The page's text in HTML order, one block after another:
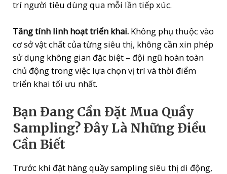
trí người tiêu dùng qua mỗi lần tiếp xúc.
Tăng tính linh hoạt triển khai. Không phụ thuộc vào
cơ sở vật chất của từng siêu thị, không cần xin phép
sử dụng không gian đặc biệt – đội ngũ hoàn toàn
chủ động trong việc lựa chọn vị trí và thời điểm
triển khai tối ưu nhất.
Bạn Đang Cần Đặt Mua Quầy
Sampling? Đây Là Những Điều
Cần Biết
Trước khi đặt hàng quầy sampling siêu thị di động,